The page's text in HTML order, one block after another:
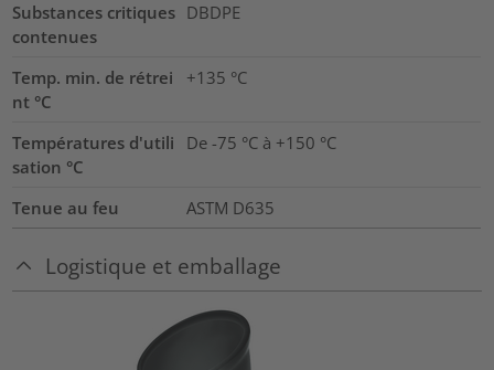
Substances critiques
contenues
DBDPE
Temp. min. de rétrei
nt °C
+135 °C
Températures d'utili
sation °C
De -75 °C à +150 °C
Tenue au feu ASTM D635
Logistique et emballage